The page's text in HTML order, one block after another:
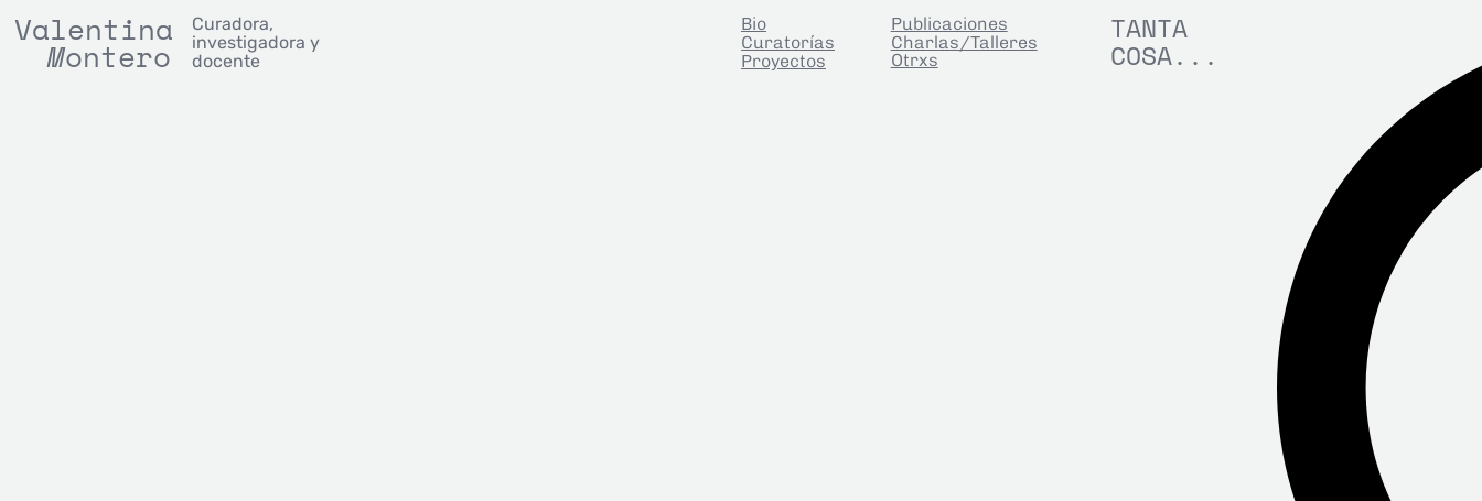
Valentina
Montero
Curadora,
investigadora y
docente
Bio
Curatorías
Proyectos
Publicaciones
Charlas/Talleres
Otrxs
TANTA
COSA...